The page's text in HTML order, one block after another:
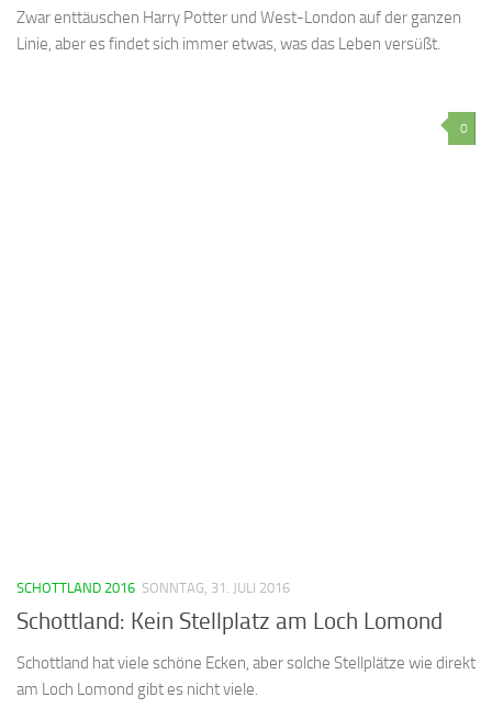
Zwar enttäuschen Harry Potter und West-London auf der ganzen
Linie, aber es findet sich immer etwas, was das Leben versüßt.
0
SCHOTTLAND 2016 SONNTAG, 31. JULI 2016
Schottland: Kein Stellplatz am Loch Lomond
Schottland hat viele schöne Ecken, aber solche Stellplätze wie direkt
am Loch Lomond gibt es nicht viele.